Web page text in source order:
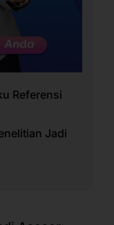
Referensi
Jadi